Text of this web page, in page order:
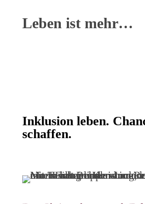
Leben ist mehr…
Inklusion leben.
schaffen.